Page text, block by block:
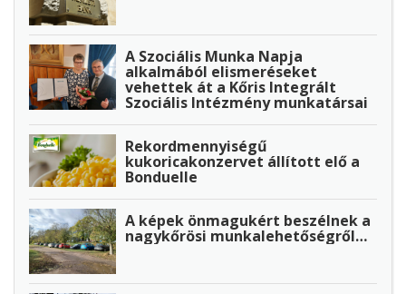
A Szociális Munka Napja
alkalmából elismeréseket
vehettek át a Kőris Integrált
Szociális Intézmény munkatársai
Rekordmennyiségű
kukoricakonzervet állított elő a
Bonduelle
A képek önmagukért beszélnek a
nagykőrösi munkalehetőségről…